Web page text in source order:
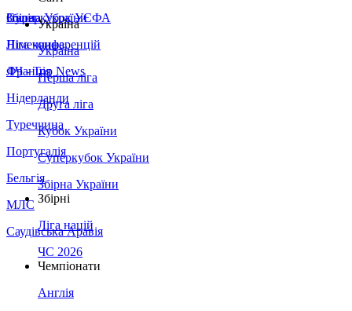
Збірна України
Італія
Німеччина
Франція
Нідерланди
Туреччина
Португалія
Бельгія
МЛС
Саудівська Аравія
Суперкубок УЄФА
Ліга конференцій
ЛЧ - Top News
Україна
Україна
Перша ліга
Друга ліга
Кубок України
Суперкубок України
Збірна України
Збірні
Ліга націй
ЧС 2026
Чемпіонати
Англія